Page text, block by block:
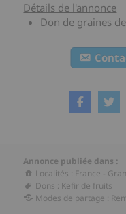
Détails de l'annonce
Don de graines
Annonce publiée dans :
Localités : France -
Dons : Kefir de fruits
Modes de partage :